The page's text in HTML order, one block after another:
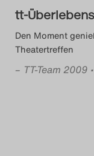
Das
tt-
Den Moment
Theatertreffen
– TT-Team 2009